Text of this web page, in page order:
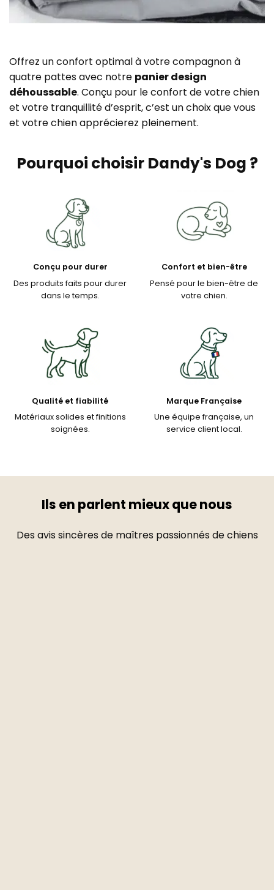
Offrez un confort optimal à votre compagnon à
quatre pattes avec notre panier design
déhoussable. Conçu pour le confort de votre chien
et votre tranquillité d’esprit, c’est un choix que vous
et votre chien apprécierez pleinement.
Pourquoi choisir Dandy's Dog ?
Conçu pour durer
Des produits faits pour durer
dans le temps.
Confort et bien-être
Pensé pour le bien-être de
votre chien.
Qualité et fiabilité
Matériaux solides et finitions
soignées.
Marque Française
Une équipe française, un
service client local.
Ils en parlent mieux que nous
Des avis sincères de maîtres passionnés de chiens